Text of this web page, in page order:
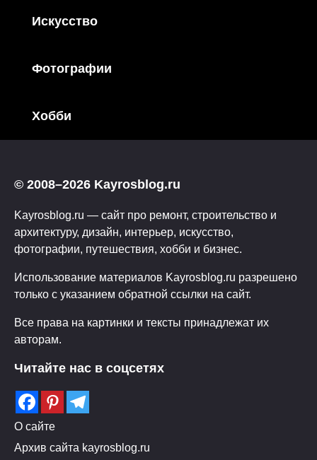
Искусство
Фотографии
Хобби
© 2008–2026 Kayrosblog.ru
Kayrosblog.ru — сайт про ремонт, строительство и
архитектуру, дизайн, интерьер, искусство,
фотографии, путешествия, хобби и бизнес.
Использование материалов Kayrosblog.ru разрешено
только с указанием обратной ссылки на сайт.
Все права на картинки и тексты принадлежат их
авторам.
Читайте нас в соцсетях
О сайте
Архив сайта kayrosblog.ru